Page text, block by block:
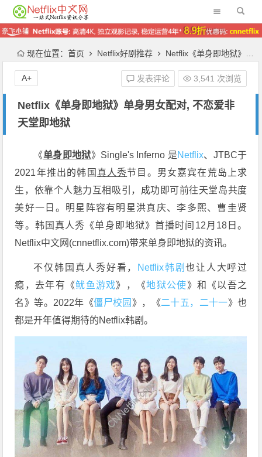
现在位置： 首页 Netflix好剧推荐 Netflix《单身即地狱》单身男女配对, 不恋爱非天堂即地狱
Netflix《单身即地狱》单身男女配对, 不恋爱非
天堂即地狱
发表评论 3,541 次浏览
A+
《单身即地狱》Single's Inferno 是Netflix、JTBC于
2021年推出的韩国 真人秀节目。男女嘉宾在荒岛上求
生，依靠个人魅力互相吸引，成功即可前往天堂岛共度
美好一日。明星阵容有明星洪真庆、李多熙、曹圭贤
等。韩国真人秀《单身即地狱》首播时间 12 月 18日。
Netflix中文网(cnnetflix.com)带来单身即地狱的资讯。
不仅韩国真人秀好看， Netflix韩剧也让人大呼过
瘾，去年有《鱿鱼游戏》，《地狱公使》和《以吾之
名》等。2022年《僵尸校园 》，《二十五，二十一》也
都是开年值得期待的Netflix韩剧。